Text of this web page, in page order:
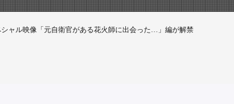
ャル映像「元自衛官がある花火師に出会った…」編が解禁